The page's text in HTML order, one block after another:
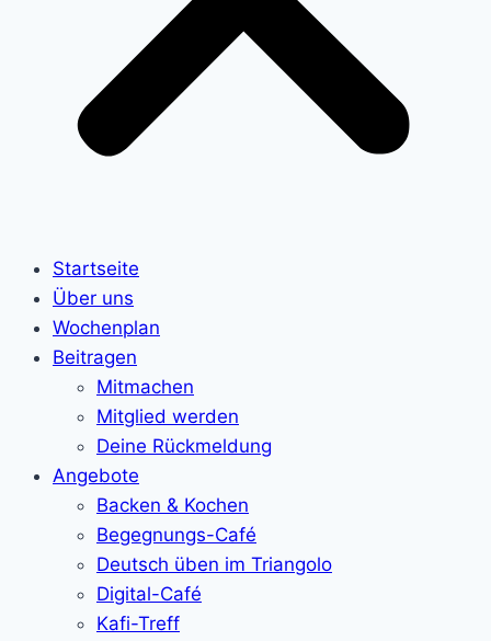
Startseite
Über uns
Wochenplan
Beitragen
Mitmachen
Mitglied werden
Deine Rückmeldung
Angebote
Backen & Kochen
Begegnungs-Café
Deutsch üben im Triangolo
Digital-Café
Kafi-Treff